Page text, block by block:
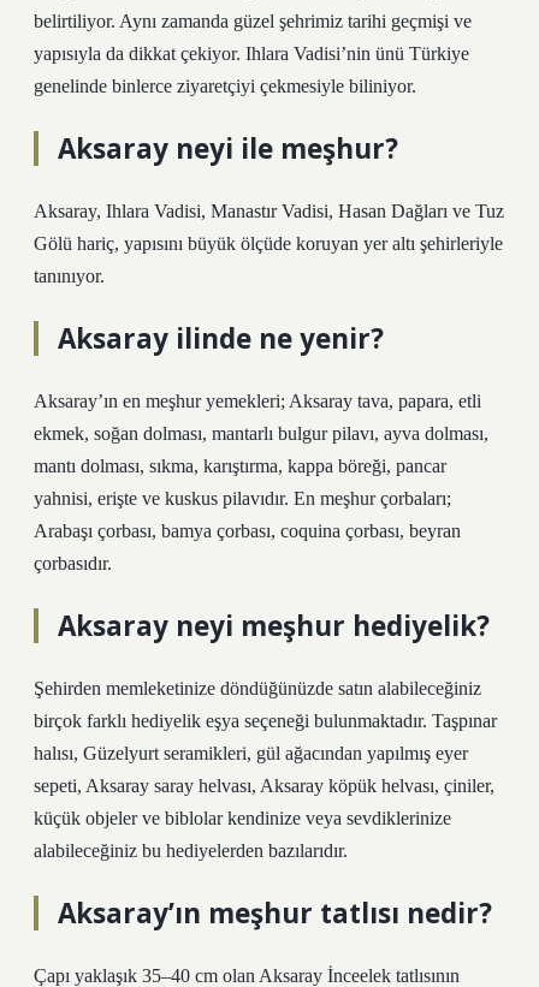
belirtiliyor. Aynı zamanda güzel şehrimiz tarihi geçmişi ve
yapısıyla da dikkat çekiyor. Ihlara Vadisi’nin ünü Türkiye
genelinde binlerce ziyaretçiyi çekmesiyle biliniyor.
Aksaray neyi ile meşhur?
Aksaray, Ihlara Vadisi, Manastır Vadisi, Hasan Dağları ve Tuz
Gölü hariç, yapısını büyük ölçüde koruyan yer altı şehirleriyle
tanınıyor.
Aksaray ilinde ne yenir?
Aksaray’ın en meşhur yemekleri; Aksaray tava, papara, etli
ekmek, soğan dolması, mantarlı bulgur pilavı, ayva dolması,
mantı dolması, sıkma, karıştırma, kappa böreği, pancar
yahnisi, erişte ve kuskus pilavıdır. En meşhur çorbaları;
Arabaşı çorbası, bamya çorbası, coquina çorbası, beyran
çorbasıdır.
Aksaray neyi meşhur hediyelik?
Şehirden memleketinize döndüğünüzde satın alabileceğiniz
birçok farklı hediyelik eşya seçeneği bulunmaktadır. Taşpınar
halısı, Güzelyurt seramikleri, gül ağacından yapılmış eyer
sepeti, Aksaray saray helvası, Aksaray köpük helvası, çiniler,
küçük objeler ve biblolar kendinize veya sevdiklerinize
alabileceğiniz bu hediyelerden bazılarıdır.
Aksaray’ın meşhur tatlısı nedir?
Çapı yaklaşık 35–40 cm olan Aksaray İnceelek tatlısının